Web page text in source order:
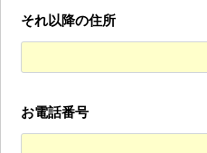
それ以降の住所
お電話番号